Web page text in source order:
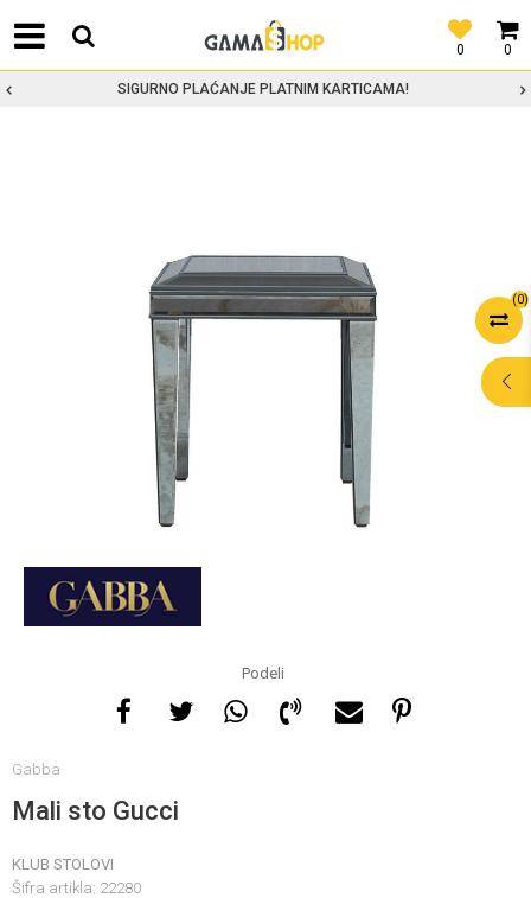
0
0
SIGURNO PLAĆANJE PLATNIM KARTICAMA!
(0)
Podeli
Gabba
Mali sto Gucci
KLUB STOLOVI
Šifra artikla: 22280
POMOĆ PRI
KUPOVINI